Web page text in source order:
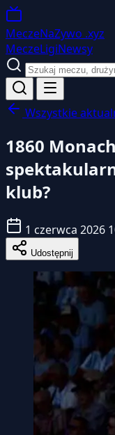
MeczeNaZywo .xyz
MeczeLigiNewsy
Wszystkie
1860
klub?
1 czerwca 2026
Udostępnij